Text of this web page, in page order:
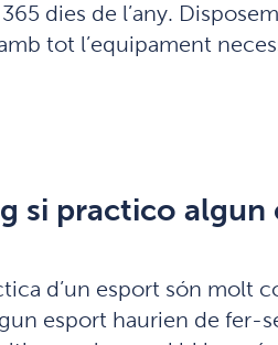
dies de l’any.
tot l’equipament
si practico algun
d’un esport són molt
esport haurien de fer-